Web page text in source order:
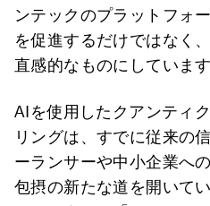
ンテックのプラットフォ
を促進するだけではなく
直感的なものにしています
AIを使用したクアンティ
リングは、すでに従来の
ーランサーや中小企業へ
包摂の新たな道を開いて